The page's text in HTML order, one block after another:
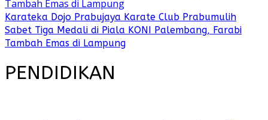
Karateka Dojo Prabujaya Karate Club Prabumulih
Sabet Tiga Medali di Piala KONI Palembang, Farabi
Tambah Emas di Lampung
PENDIDIKAN